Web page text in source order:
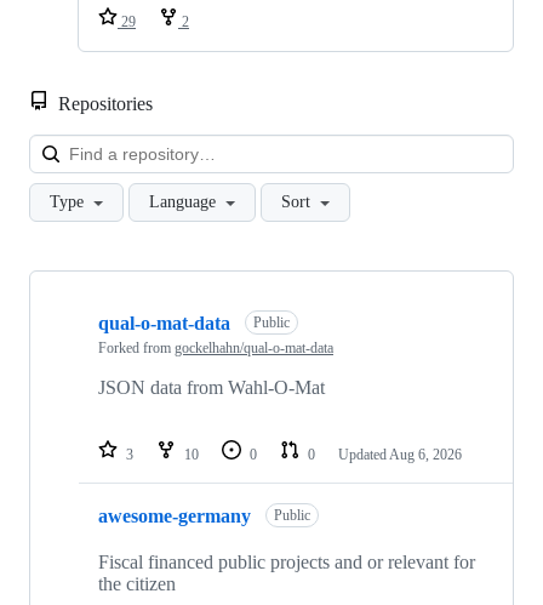
29
2
Repositories
Type Language Sort
Showing
qual-o-mat-data
Public
Forked from gockelhahn/qual-o-mat-data
JSON data from Wahl-O-Mat
3 10 0 0 UpdatedAug 6, 2026
awesome-germany Public
Fiscal financed public projects and or relevant for
the citizen